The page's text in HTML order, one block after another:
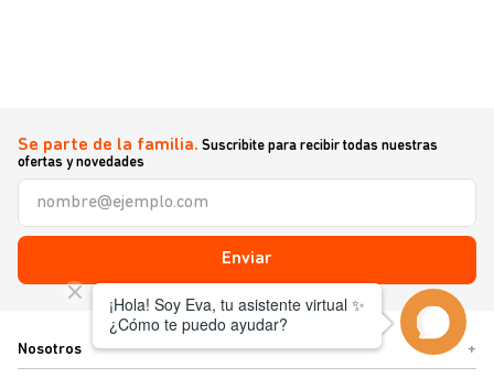
Se parte de la familia. Suscribite para recibir todas nuestras
ofertas y novedades
Enviar
Nosotros +